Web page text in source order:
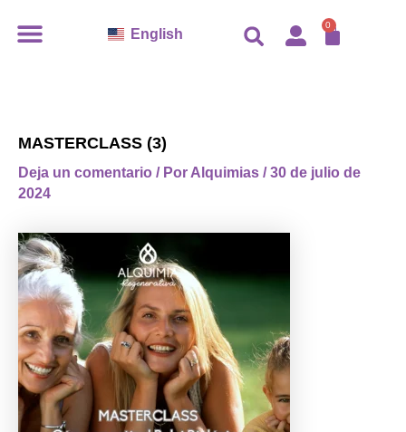
English 0
MASTERCLASS (3)
Deja un comentario / Por Alquimias /30 de julio de
2024